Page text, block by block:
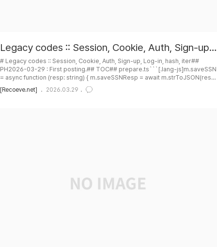
Legacy codes :: Session, Cookie, Auth, Sign-up,
Log-in, hash, iter
# Legacy codes :: Session, Cookie, Auth, Sign-up, Log-in, hash, iter##
PH2026-03-29 : First posting.## TOC## prepare.ts```[.lang-js]m.saveSSN
= async function (resp: string) { m.saveSSNResp = await m.strToJSON(resp,
true, false); if (m.saveSSNResp?.[1]?.salt) { m.localStorage.setItem("salt",
m.saveSSNResp[1].salt); } if (m.saveSSNResp?.[1]?.session) {
[Recoeve.net] 2026.03.29